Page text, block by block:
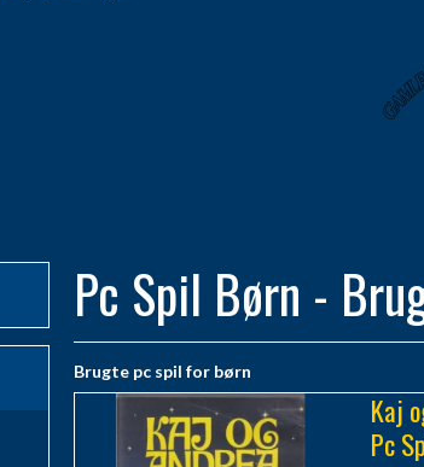
Pc Spil Børn -
Brugte pc spil for børn
Kaj
Pc